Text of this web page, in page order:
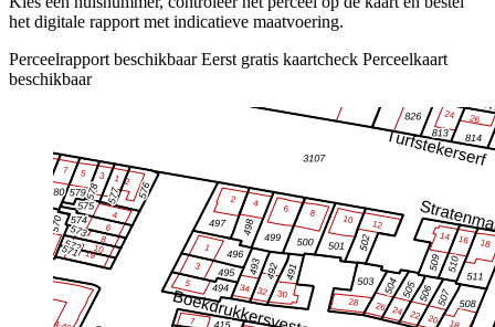
het digitale rapport met indicatieve maatvoering.
Perceelrapport beschikbaar Eerst gratis kaartcheck Perceelkaart
beschikbaar